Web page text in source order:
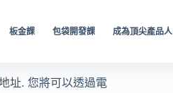
板金課 包袋開發課 成為頂尖產品人
址. 您將可以透過電